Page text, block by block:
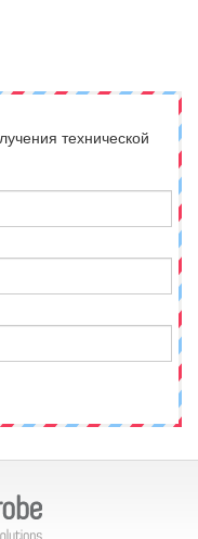
технической